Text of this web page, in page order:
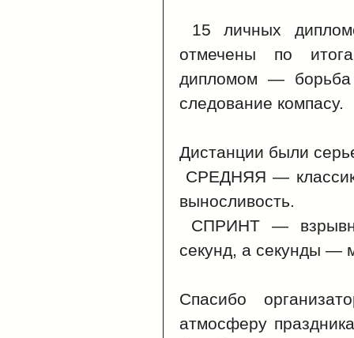
15 личных
отмечены по
дипломом — борьба
следование компасу.
Дистанции были
СРЕДНЯЯ —
выносливость.
СПРИНТ —
секунд, а секунды —
Спасибо
атмосферу